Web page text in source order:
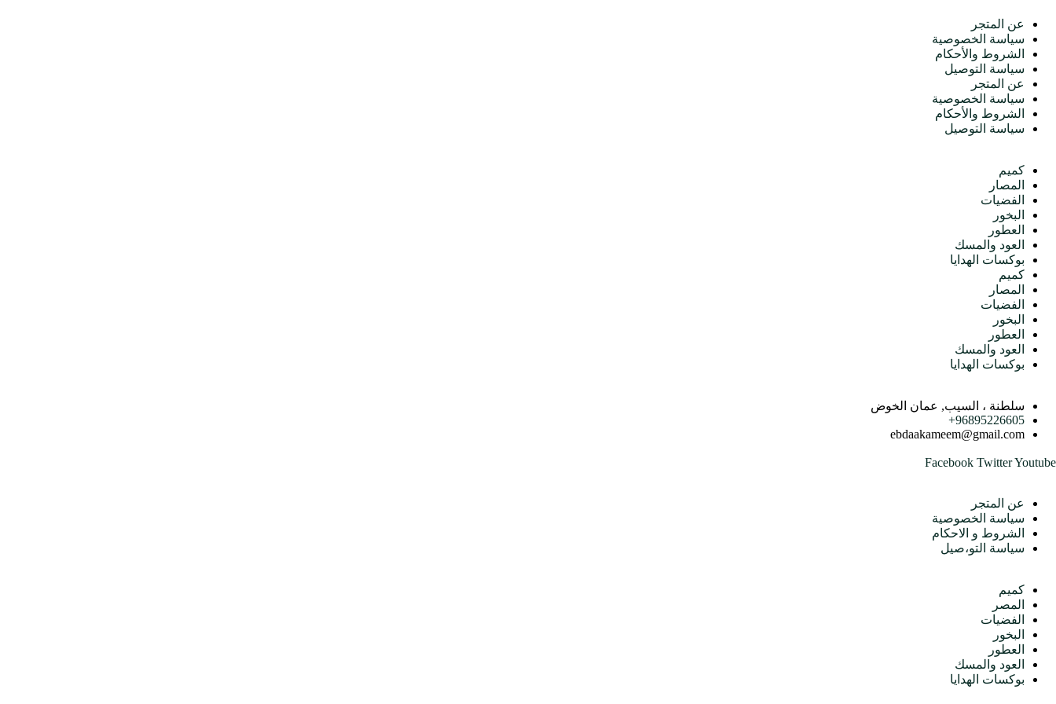
عن المتجر
سياسة الخصوصية
الشروط والأحكام
سياسة التوصيل
عن المتجر
سياسة الخصوصية
الشروط والأحكام
سياسة التوصيل
كميم
المصار
الفضيات
البخور
العطور
العود والمسك
بوكسات الهدايا
كميم
المصار
الفضيات
البخور
العطور
العود والمسك
بوكسات الهدايا
سلطنة ، السيب, عمان الخوض
96895226605+
ebdaakameem@gmail.com
Facebook TwitterYoutube
عن المتجر
سياسة الخصوصية
الشروط و الاحكام
سياسة التو،صيل
كميم
المصر
الفضيات
البخور
العطور
العود والمسك
بوكسات الهدايا